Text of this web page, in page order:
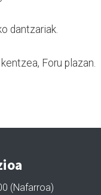
dantzariak.
Foru plazan.
(Nafarroa)